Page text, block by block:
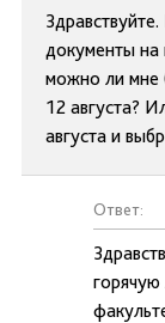
документы на
можно ли мне
12 августа?
августа и
Ответ: